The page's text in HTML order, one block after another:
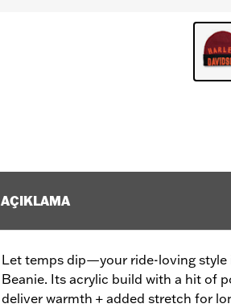
AÇIKLAMA
Let temps dip—your ride-loving style
Beanie. Its acrylic build with a hit of
deliver warmth + added stretch for